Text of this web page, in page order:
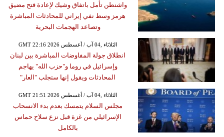
واشنطن تأمل باتفاق وشيك لإعادة فتح مضيق
هرمز وسط نفي إيراني للمحادثات المباشرة
وتصاعد الهجمات البحرية
GMT 22:16 2026 الثلاثاء ,04 آب / أغسطس
انطلاق جولة المفاوضات المباشرة بين لبنان
وإسرائيل في روما و"حزب الله" يهاجم
المحادثات ويقول إنها ستجلب "العار"
GMT 21:51 2026 الثلاثاء ,04 آب / أغسطس
مجلس السلام يتمسك بعدم بدء الانسحاب
الإسرائيلي من غزة قبل نزع سلاح حماس
بالكامل